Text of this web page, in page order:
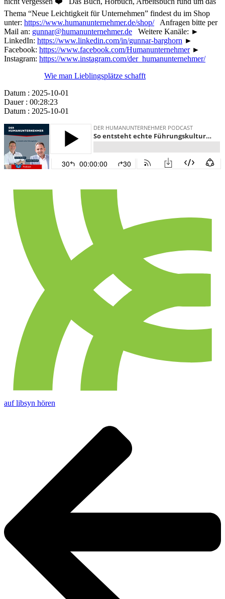
Thema “Neue Leichtigkeit für Unternehmen” findest du im Shop
unter: https://www.humanunternehmer.de/shop/Anfragen bitte per
Mail an: gunnar@humanunternehmer.de Weitere Kanäle: ►
LinkedIn: https://www.linkedin.com/in/gunnar-barghorn ►
Facebook: https://www.facebook.com/Humanunternehmer►
Instagram: https://www.instagram.com/der_humanunternehmer/
Wie man Lieblingsplätze schafft
Datum : 2025-10-01
Dauer : 00:28:23
Datum : 2025-10-01
auf libsyn hören